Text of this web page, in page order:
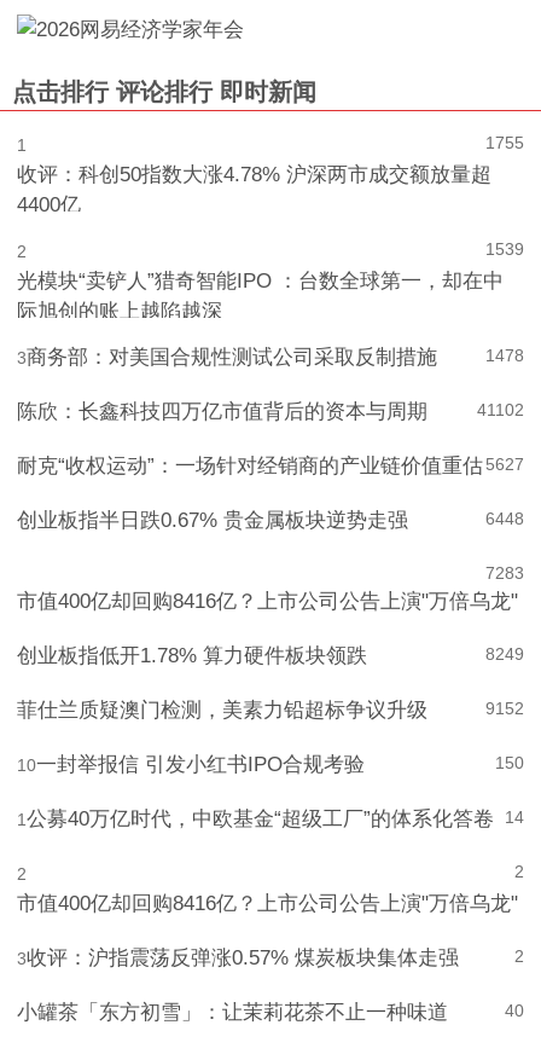
点击排行 评论排行 即时新闻
1755
1
收评：科创50指数大涨4.78% 沪深两市成交额放量超
4400亿
1539
2
光模块“卖铲人”猎奇智能IPO ：台数全球第一，却在中
际旭创的账上越陷越深
1478
3商务部：对美国合规性测试公司采取反制措施
1102
4
陈欣：长鑫科技四万亿市值背后的资本与周期
627
5
耐克“收权运动”：一场针对经销商的产业链价值重估
448
6
创业板指半日跌0.67% 贵金属板块逆势走强
283
7
市值400亿却回购8416亿？上市公司公告上演"万倍乌龙"
249
8
创业板指低开1.78% 算力硬件板块领跌
152
9
菲仕兰质疑澳门检测，美素力铅超标争议升级
150
10一封举报信 引发小红书IPO合规考验
14
1公募40万亿时代，中欧基金“超级工厂”的体系化答卷
2
2
市值400亿却回购8416亿？上市公司公告上演"万倍乌龙"
2
3收评：沪指震荡反弹涨0.57% 煤炭板块集体走强
0
4
小罐茶「东方初雪」：让茉莉花茶不止一种味道